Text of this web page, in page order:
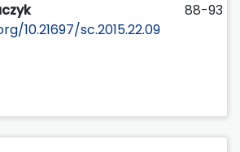
88-93
10.21697/sc.2015.22.09